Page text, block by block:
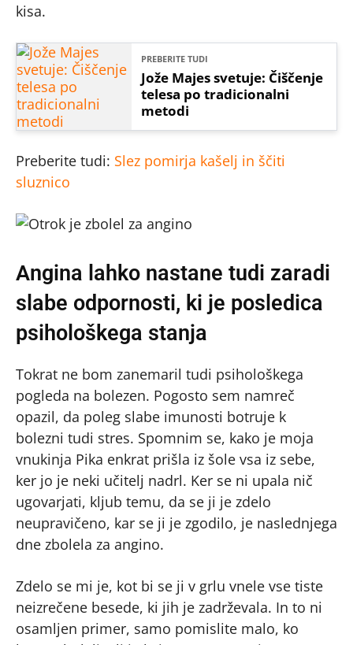
kisa.
PREBERITE TUDI
Jože Majes svetuje: Čiščenje
telesa po tradicionalni
metodi
Preberite tudi: Slez pomirja kašelj in ščiti
sluznico
Angina lahko nastane tudi zaradi
slabe odpornosti, ki je posledica
psihološkega stanja
Tokrat ne bom zanemaril tudi psihološkega
pogleda na bolezen. Pogosto sem namreč
opazil, da poleg slabe imunosti botruje k
bolezni tudi stres. Spomnim se, kako je moja
vnukinja Pika enkrat prišla iz šole vsa iz sebe,
ker jo je neki učitelj nadrl. Ker se ni upala nič
ugovarjati, kljub temu, da se ji je zdelo
neupravičeno, kar se ji je zgodilo, je naslednjega
dne zbolela za angino.
Zdelo se mi je, kot bi se ji v grlu vnele vse tiste
neizrečene besede, ki jih je zadrževala. In to ni
osamljen primer, samo pomislite malo, ko